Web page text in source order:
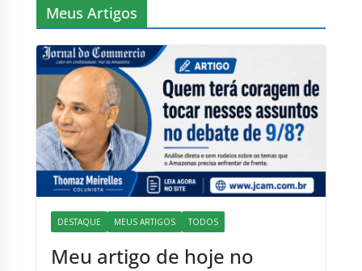
Meus Artigos
DESTAQUE MEUS ARTIGOS TODOS
Meu artigo de hoje no